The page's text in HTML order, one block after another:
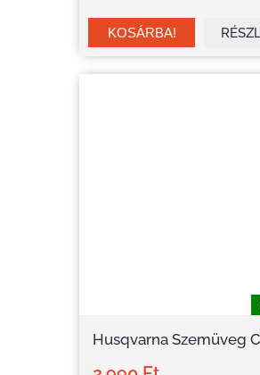
Husqvarna Szemüveg